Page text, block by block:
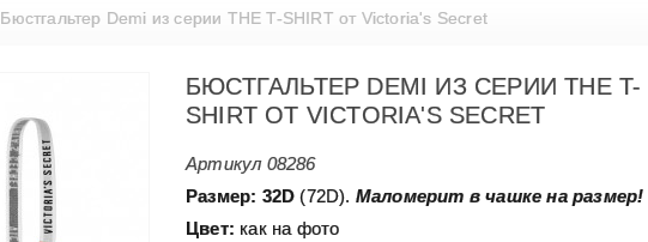
Бюстгальтер Demi из серии THE T-SHIRT от Victoria's Secret
БЮСТГАЛЬТЕР DEMI ИЗ СЕРИИ THE T-
SHIRT ОТ VICTORIA'S SECRET
Артикул 08286
Размер: 32D (72D). Маломерит в чашке на размер!
Цвет: как на фото